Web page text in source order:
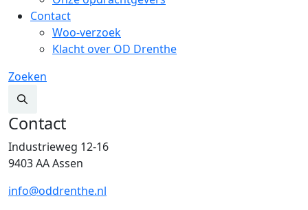
Contact
Woo-verzoek
Klacht over OD Drenthe
Zoeken
Contact
Industrieweg 12-16
9403 AA Assen
info@oddrenthe.nl